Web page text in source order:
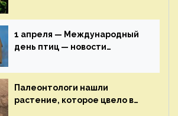
строительства — новости
экологии на ECOportal
1 апреля — Международный
день птиц — новости
Палеонтологи нашли
растение, которое цвело в